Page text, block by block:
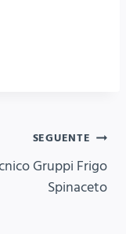
SEGUENTE
Gruppi Frigo
Spinaceto